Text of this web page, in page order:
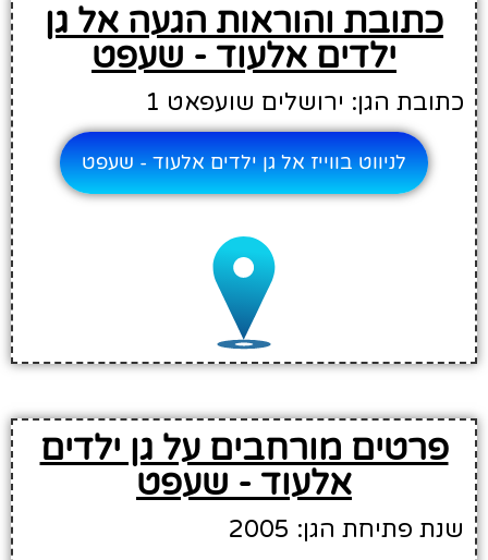
כתובת והוראות הגעה אל גן
ילדים אלעוד - שעפט
כתובת הגן: ירושלים שועפאט 1
לניווט בווייז אל גן ילדים אלעוד - שעפט
פרטים מורחבים על גן ילדים
אלעוד - שעפט
שנת פתיחת הגן: 2005